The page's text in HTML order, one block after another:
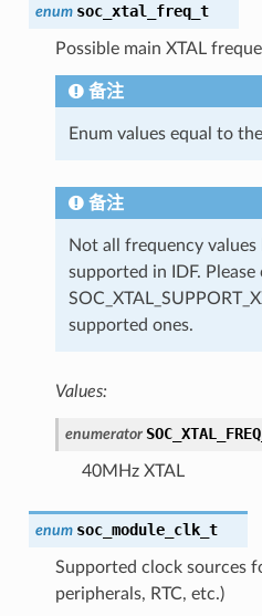
enum soc_xtal_freq_t
Possible main XTAL
备注
Enum values equal to
备注
Not all frequency values
supported in IDF. Please
supported ones.
Values:
enumerator
40MHz XTAL
enum soc_module_clk_t
Supported clock sources
peripherals, RTC, etc.)